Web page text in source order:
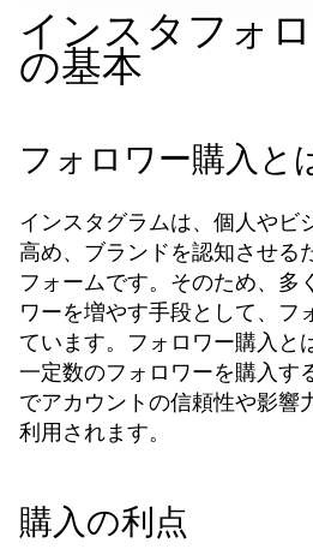
インスタフォ
の基本
フォロワー購入と
インスタグラムは、個人やビ
高め、ブランドを認知させる
フォームです。そのため、多
ワーを増やす手段として、フ
ています。フォロワー購入と
一定数のフォロワーを購入す
でアカウントの信頼性や影響
利用されます。
購入の利点